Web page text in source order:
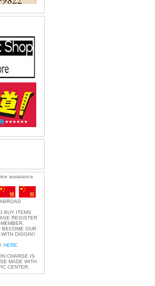
assistance
BUY ITEMS
REGISTER
BECOME OUR
DIGGIN'!
HERE
CHARGE IS
MADE WITH
CENTER.